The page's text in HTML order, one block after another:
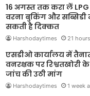
16 अगस्त तक करा लें LPG
वरना बुकिंग और सब्सिडी
सकती है दिक्कत
Harshodaytimes 21
एसडीओ कार्यालय में
वनरक्षक पर रिश्वतखोरी
जांच की उठी मांग
Harshodaytimes 1 week